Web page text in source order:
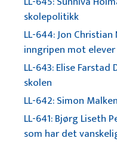
skolepolitikk
LL-644: Jon
inngripen mot elever
LL-643: Elise
skolen
LL-642: Simon
LL-641: Bjørg Liseth
som har det